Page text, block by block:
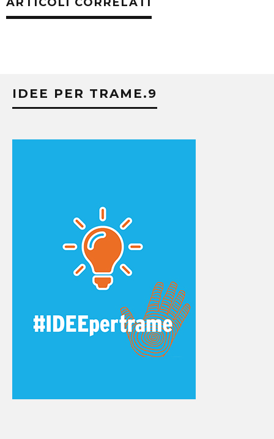
IDEE PER TRAME.9